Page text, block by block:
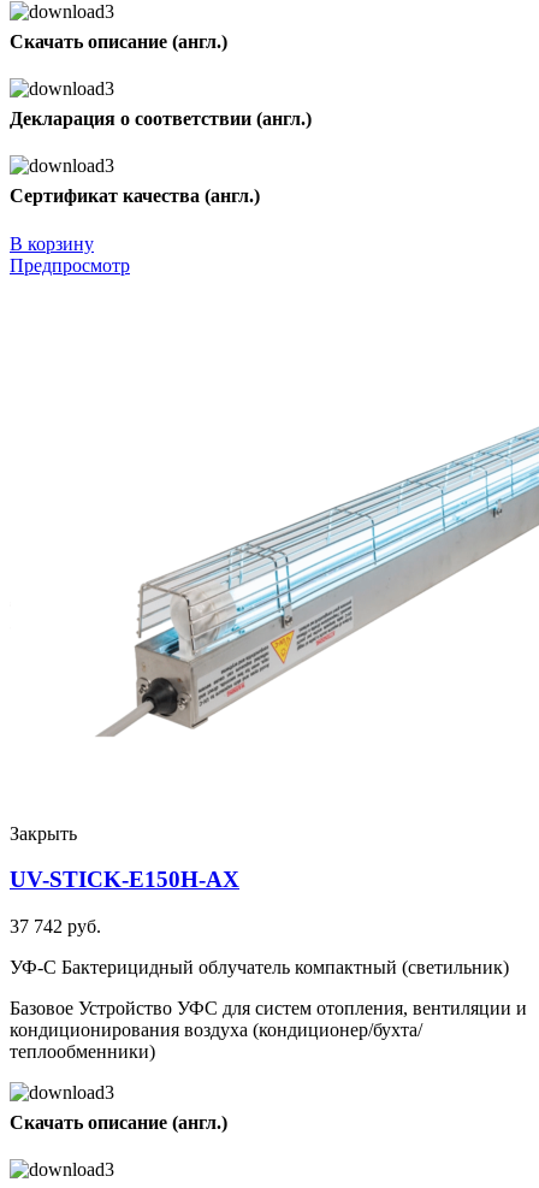
Скачать описание (англ.)
Декларация о соответствии (англ.)
Сертификат качества (англ.)
В корзину
Предпросмотр
Закрыть
UV-STICK-E150H-AX
37 742 руб.
УФ-С Бактерицидный облучатель компактный (светильник)
Базовое Устройство УФС для систем отопления, вентиляции и
кондиционирования воздуха (кондиционер/бухта/
теплообменники)
Скачать описание (англ.)